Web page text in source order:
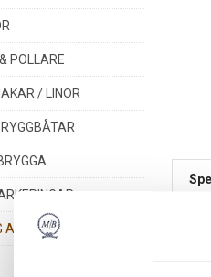
POLLARE
/ LINOR
BRYGGOR